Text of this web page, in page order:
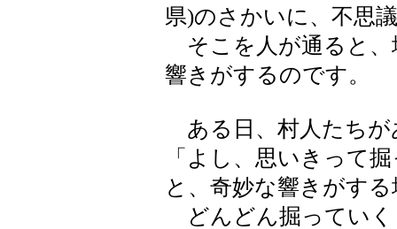
県)のさかいに、不思
そこを人が通ると、
響きがするのです。
ある日、村人たちが
「よし、思いきって
と、奇妙な響きがす
どんどん掘っていく